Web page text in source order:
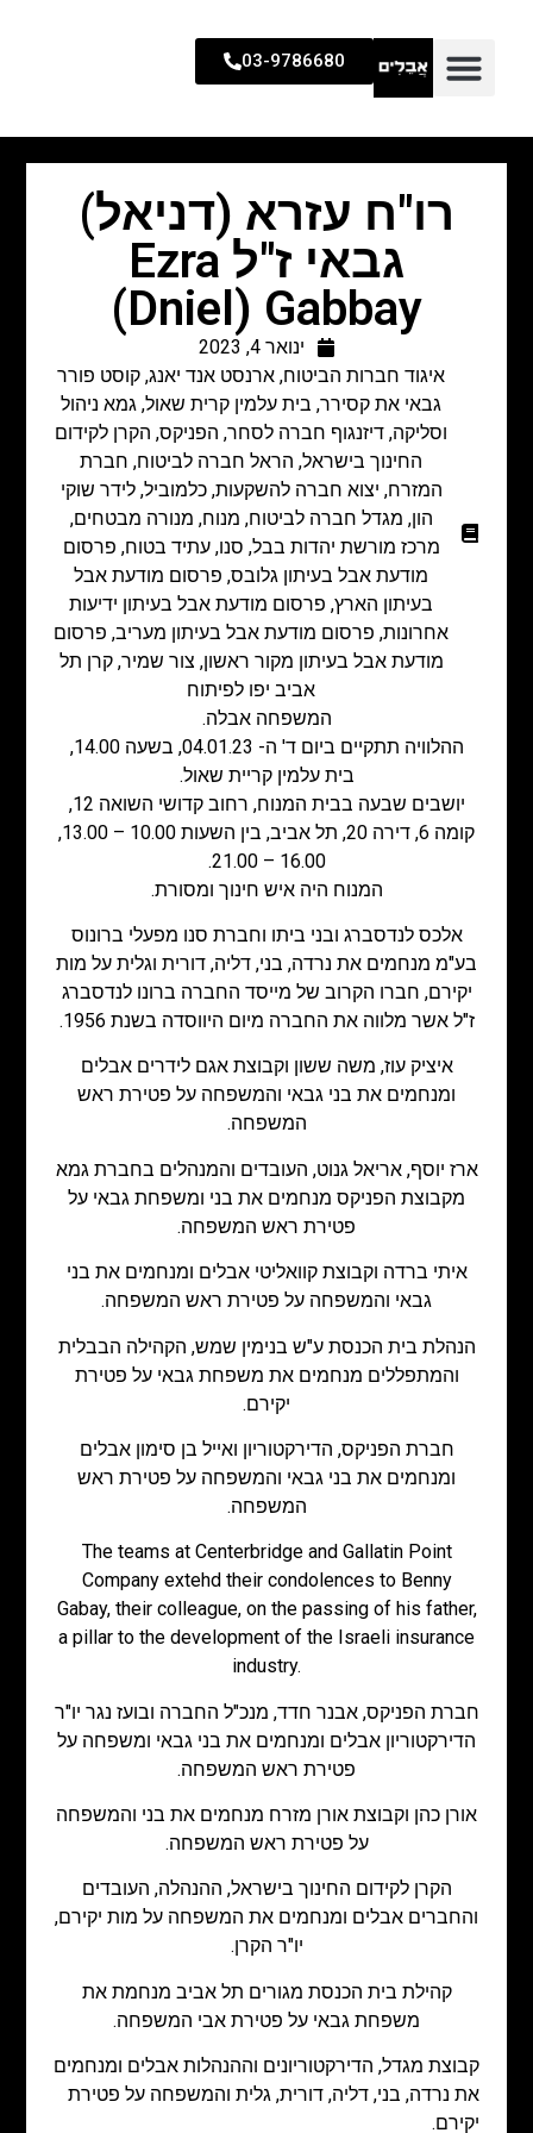
03-9786680
רו"ח עזרא (דניאל)
גבאי ז"ל Ezra
(Dniel) Gabbay
ינואר 4, 2023
איגוד חברות הביטוח, ארנסט אנד יאנג, קוסט פורר
גבאי את קסירר, בית עלמין קרית שאול, גמא ניהול
וסליקה, דיזנגוף חברה לסחר, הפניקס, הקרן לקידום
החינוך בישראל, הראל חברה לביטוח, חברת
המזרח, יצוא חברה להשקעות,כלמוביל,לידר שוקי
הון, מגדל חברה לביטוח, מנוח, מנורה מבטחים,
מרכז מורשת יהדות בבל, סנו,עתיד בטוח, פרסום
מודעת אבל בעיתון גלובס, פרסום מודעת אבל
בעיתון הארץ, פרסום מודעת אבל בעיתון ידיעות
אחרונות, פרסום מודעת אבל בעיתון מעריב, פרסום
מודעת אבל בעיתון מקור ראשון, צור שמיר,קרן תל
אביב יפו לפיתוח
המשפחה אבלה.
ההלוויה תתקיים ביום ד' ה- 04.01.23, בשעה 14.00,
בית עלמין קריית שאול.
יושבים שבעה בבית המנוח, רחוב קדושי השואה 12,
קומה 6, דירה 20, תל אביב, בין השעות 10.00 – 13.00,
16.00 – 21.00.
המנוח היה איש חינוך ומסורת.
אלכס לנדסברג ובני ביתו וחברת סנו מפעלי ברונוס
בע"מ מנחמים את נרדה, בני, דליה, דורית וגלית על מות
יקירם, חברו הקרוב של מייסד החברה ברונו לנדסברג
ז"ל אשר מלווה את החברה מיום היווסדה בשנת 1956.
איציק עוז, משה ששון וקבוצת אגם לידרים אבלים
ומנחמים את בני גבאי והמשפחה על פטירת ראש
המשפחה.
ארז יוסף, אריאל גנוט, העובדים והמנהלים בחברת גמא
מקבוצת הפניקס מנחמים את בני ומשפחת גבאי על
פטירת ראש המשפחה.
איתי ברדה וקבוצת קוואליטי אבלים ומנחמים את בני
גבאי והמשפחה על פטירת ראש המשפחה.
הנהלת בית הכנסת ע"ש בנימין שמש, הקהילה הבבלית
והמתפללים מנחמים את משפחת גבאי על פטירת
יקירם.
חברת הפניקס, הדירקטוריון ואייל בן סימון אבלים
ומנחמים את בני גבאי והמשפחה על פטירת ראש
המשפחה.
The teams at Centerbridge and Gallatin Point
Company extehd their condolences to Benny
Gabay, their colleague, on the passing of his father,
a pillar to the development of the Israeli insurance
industry.
חברת הפניקס, אבנר חדד, מנכ"ל החברה ובועז נגר יו"ר
הדירקטוריון אבלים ומנחמים את בני גבאי ומשפחה על
פטירת ראש המשפחה.
אורן כהן וקבוצת אורן מזרח מנחמים את בני והמשפחה
על פטירת ראש המשפחה.
הקרן לקידום החינוך בישראל, ההנהלה, העובדים
והחברים אבלים ומנחמים את המשפחה על מות יקירם,
יו"ר הקרן.
קהילת בית הכנסת מגורים תל אביב מנחמת את
משפחת גבאי על פטירת אבי המשפחה.
קבוצת מגדל, הדירקטוריונים וההנהלות אבלים ומנחמים
את נרדה, בני, דליה, דורית, גלית והמשפחה על פטירת
יקירם.